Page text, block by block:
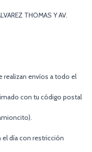
THOMAS Y AV.
realizan envíos a todo el
con tu código postal
el día con restricción